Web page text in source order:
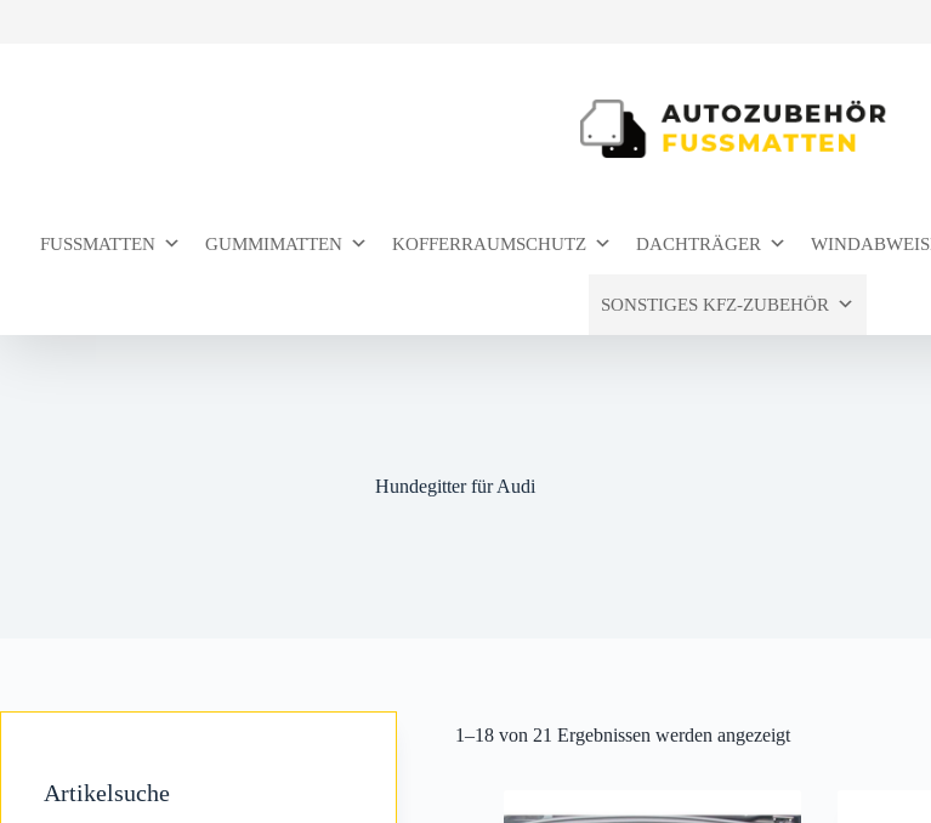
FUSSMATTEN GUMMIMATTEN KOFFERRAUMSCHUTZ DACHTRÄGER
SONSTIGES KFZ-ZUBEHÖR
Hundegitter für Audi
1–18 von 21 Ergebnissen werden angezeigt
Artikelsuche